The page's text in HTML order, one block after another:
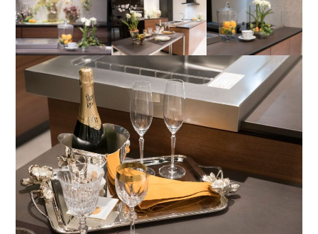
ーチが入っています。大きい物は着替えの服。小さい方
はパジャマと下着。シューズ袋。出張時に必要な、もし
もの時の薬やヘアケア製品など。小さなポーチは充電
器、海外はこれにプラグと変圧器をプラス。
寒がりなので、海外は大判ストールと軽いマイクロダウ
ンも欠かせません。いつでも、すぐにどこにでも行ける
ように、そしていつもと同じようにリラックスして過ご
せるように、お気に入りのものをスーツケースに揃えて
います。
このスーツケースの中身チェックも、私の楽しいルーテ
ィンです。
さて、今回のテーマの「私のヘビロテメニュー」です
が、食物繊維が多く取れる野菜の中華炒めは、一年中よ
く作ります。特に好きなのは、イカとセロリとキクラゲ
の炒め物。実家でも作りました。材料は生キクラゲと、
セロリ、イカは柔らかなヤリイカを使っています。